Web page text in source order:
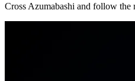
Cross Azumabashi and follow the